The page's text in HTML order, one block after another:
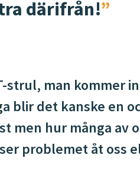
därifrån!
strul, man kommer
blir det kanske en
hur många av
problemet åt oss